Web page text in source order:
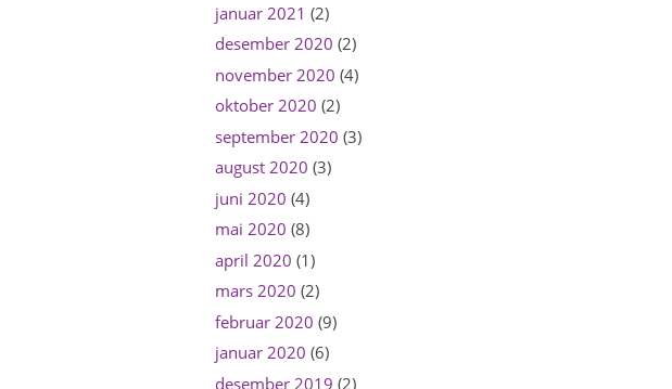
januar 2021 (2)
desember 2020 (2)
november 2020 (4)
oktober 2020 (2)
september 2020 (3)
august 2020 (3)
juni 2020 (4)
mai 2020 (8)
april 2020 (1)
mars 2020 (2)
februar 2020 (9)
januar 2020 (6)
desember 2019 (2)